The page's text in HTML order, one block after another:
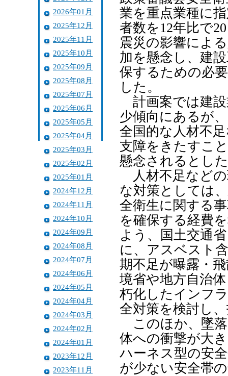
2026年01月
2025年12月
2025年11月
2025年10月
2025年09月
2025年08月
2025年07月
2025年06月
2025年05月
2025年04月
2025年03月
2025年02月
2025年01月
2024年12月
2024年11月
2024年10月
2024年09月
2024年08月
2024年07月
2024年06月
2024年05月
2024年04月
2024年03月
2024年02月
2024年01月
2023年12月
2023年11月
業を重点業種に
者数を12年比で
震災の影響によ
加を懸念し、建
保するための必
した。
計画案では建設
少傾向にあるが
全国的な人材不
支障をきたすこ
懸念されるとし
人材不足などの
な対策としては
全衛生に関する
を確保する経費
よう、国土交通
に、アスベスト
期不足が曝露・
境省や地方自治
朽化したインフ
全対策を検討し
このほか、墜落
体への衝撃が大
ハーネス型の安
が少ない安全帯